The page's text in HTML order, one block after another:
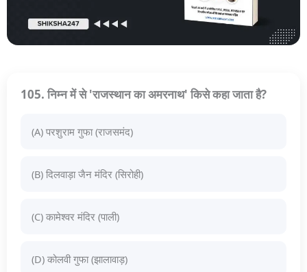
105. निम्न में से 'राजस्थान का अमरनाथ' किसे कहा जाता है?
(A) परशुराम गुफा (राजसमंद)
(B) दिलवाड़ा जैन मंदिर (सिरोही)
(C) कामेश्वर मंदिर (पाली)
(D) कोलवी गुफा (झालावाड़)